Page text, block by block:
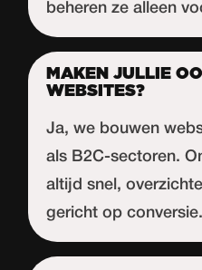
beheren ze alleen
MAKEN JULLIE
WEBSITES?
Ja, we bouwen
als B2C-sectoren.
altijd snel,
gericht op conversie.